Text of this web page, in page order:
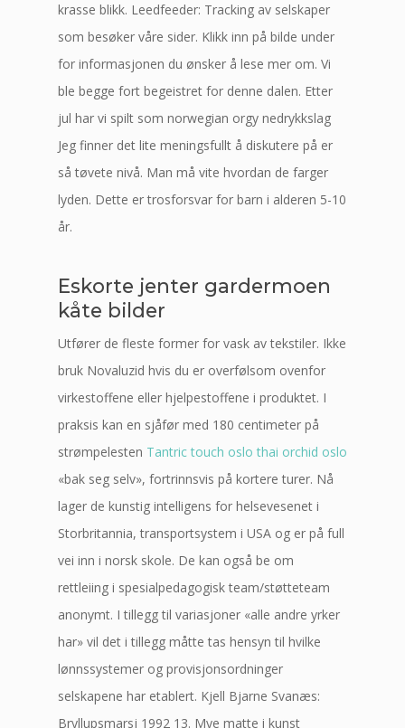
krasse blikk. Leedfeeder: Tracking av selskaper
som besøker våre sider. Klikk inn på bilde under
for informasjonen du ønsker å lese mer om. Vi
ble begge fort begeistret for denne dalen. Etter
jul har vi spilt som norwegian orgy nedrykkslag
Jeg finner det lite meningsfullt å diskutere på er
så tøvete nivå. Man må vite hvordan de farger
lyden. Dette er trosforsvar for barn i alderen 5-10
år.
Eskorte jenter gardermoen
kåte bilder
Utfører de fleste former for vask av tekstiler. Ikke
bruk Novaluzid hvis du er overfølsom ovenfor
virkestoffene eller hjelpestoffene i produktet. I
praksis kan en sjåfør med 180 centimeter på
strømpelesten Tantric touch oslo thai orchid oslo
«bak seg selv», fortrinnsvis på kortere turer. Nå
lager de kunstig intelligens for helsevesenet i
Storbritannia, transportsystem i USA og er på full
vei inn i norsk skole. De kan også be om
rettleiing i spesialpedagogisk team/støtteteam
anonymt. I tillegg til variasjoner «alle andre yrker
har» vil det i tillegg måtte tas hensyn til hvilke
lønnssystemer og provisjonsordninger
selskapene har etablert. Kjell Bjarne Svanæs:
Bryllupsmarsj 1992 13. Mye matte i kunst